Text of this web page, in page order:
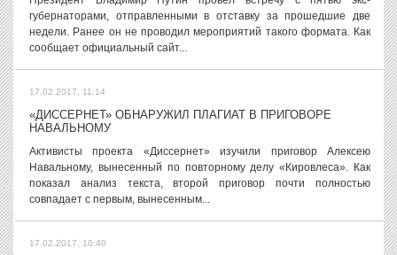
губернаторами, отправленными в отставку за прошедшие две
недели. Ранее он не проводил мероприятий такого формата. Как
сообщает официальный сайт...
17.02.2017, 11:14
«ДИССЕРНЕТ» ОБНАРУЖИЛ ПЛАГИАТ В ПРИГОВОРЕ
НАВАЛЬНОМУ
Активисты проекта «Диссернет» изучили приговор Алексею
Навальному, вынесенный по повторному делу «Кировлеса». Как
показал анализ текста, второй приговор почти полностью
совпадает с первым, вынесенным...
17.02.2017, 10:40